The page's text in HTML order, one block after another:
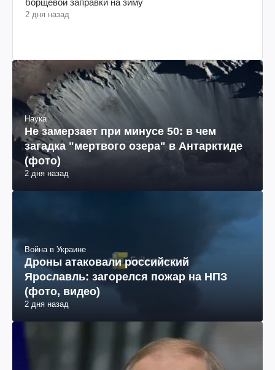
2 дня назад
Наука
Не замерзает при минусе 50: в чем
загадка "мертвого озера" в Антарктиде
(фото)
2 дня назад
Война в Украине
Дроны атаковали российский
Ярославль: загорелся пожар на НПЗ
(фото, видео)
2 дня назад